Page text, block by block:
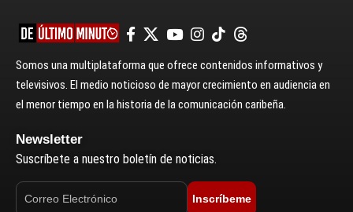
Somos una multiplataforma que ofrece contenidos informativos y
televisivos. El medio noticioso de mayor crecimiento en audiencia en
el menor tiempo en la historia de la comunicación caribeña.
Newsletter
Suscríbete a nuestro boletín de noticias.
Inscríbeme